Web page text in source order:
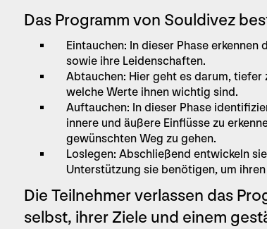
Das Programm von Souldivez
Eintauchen: In dieser Phase
sowie ihre Leidenschaften.
Abtauchen: Hier geht es darum,
welche Werte ihnen wichtig sind.
Auftauchen: In dieser Phase
innere und äußere Einflüsse zu
gewünschten Weg zu gehen.
Loslegen: Abschließend entwickeln
Unterstützung sie benötigen, um
Die Teilnehmer verlassen das
selbst, ihrer Ziele und einem